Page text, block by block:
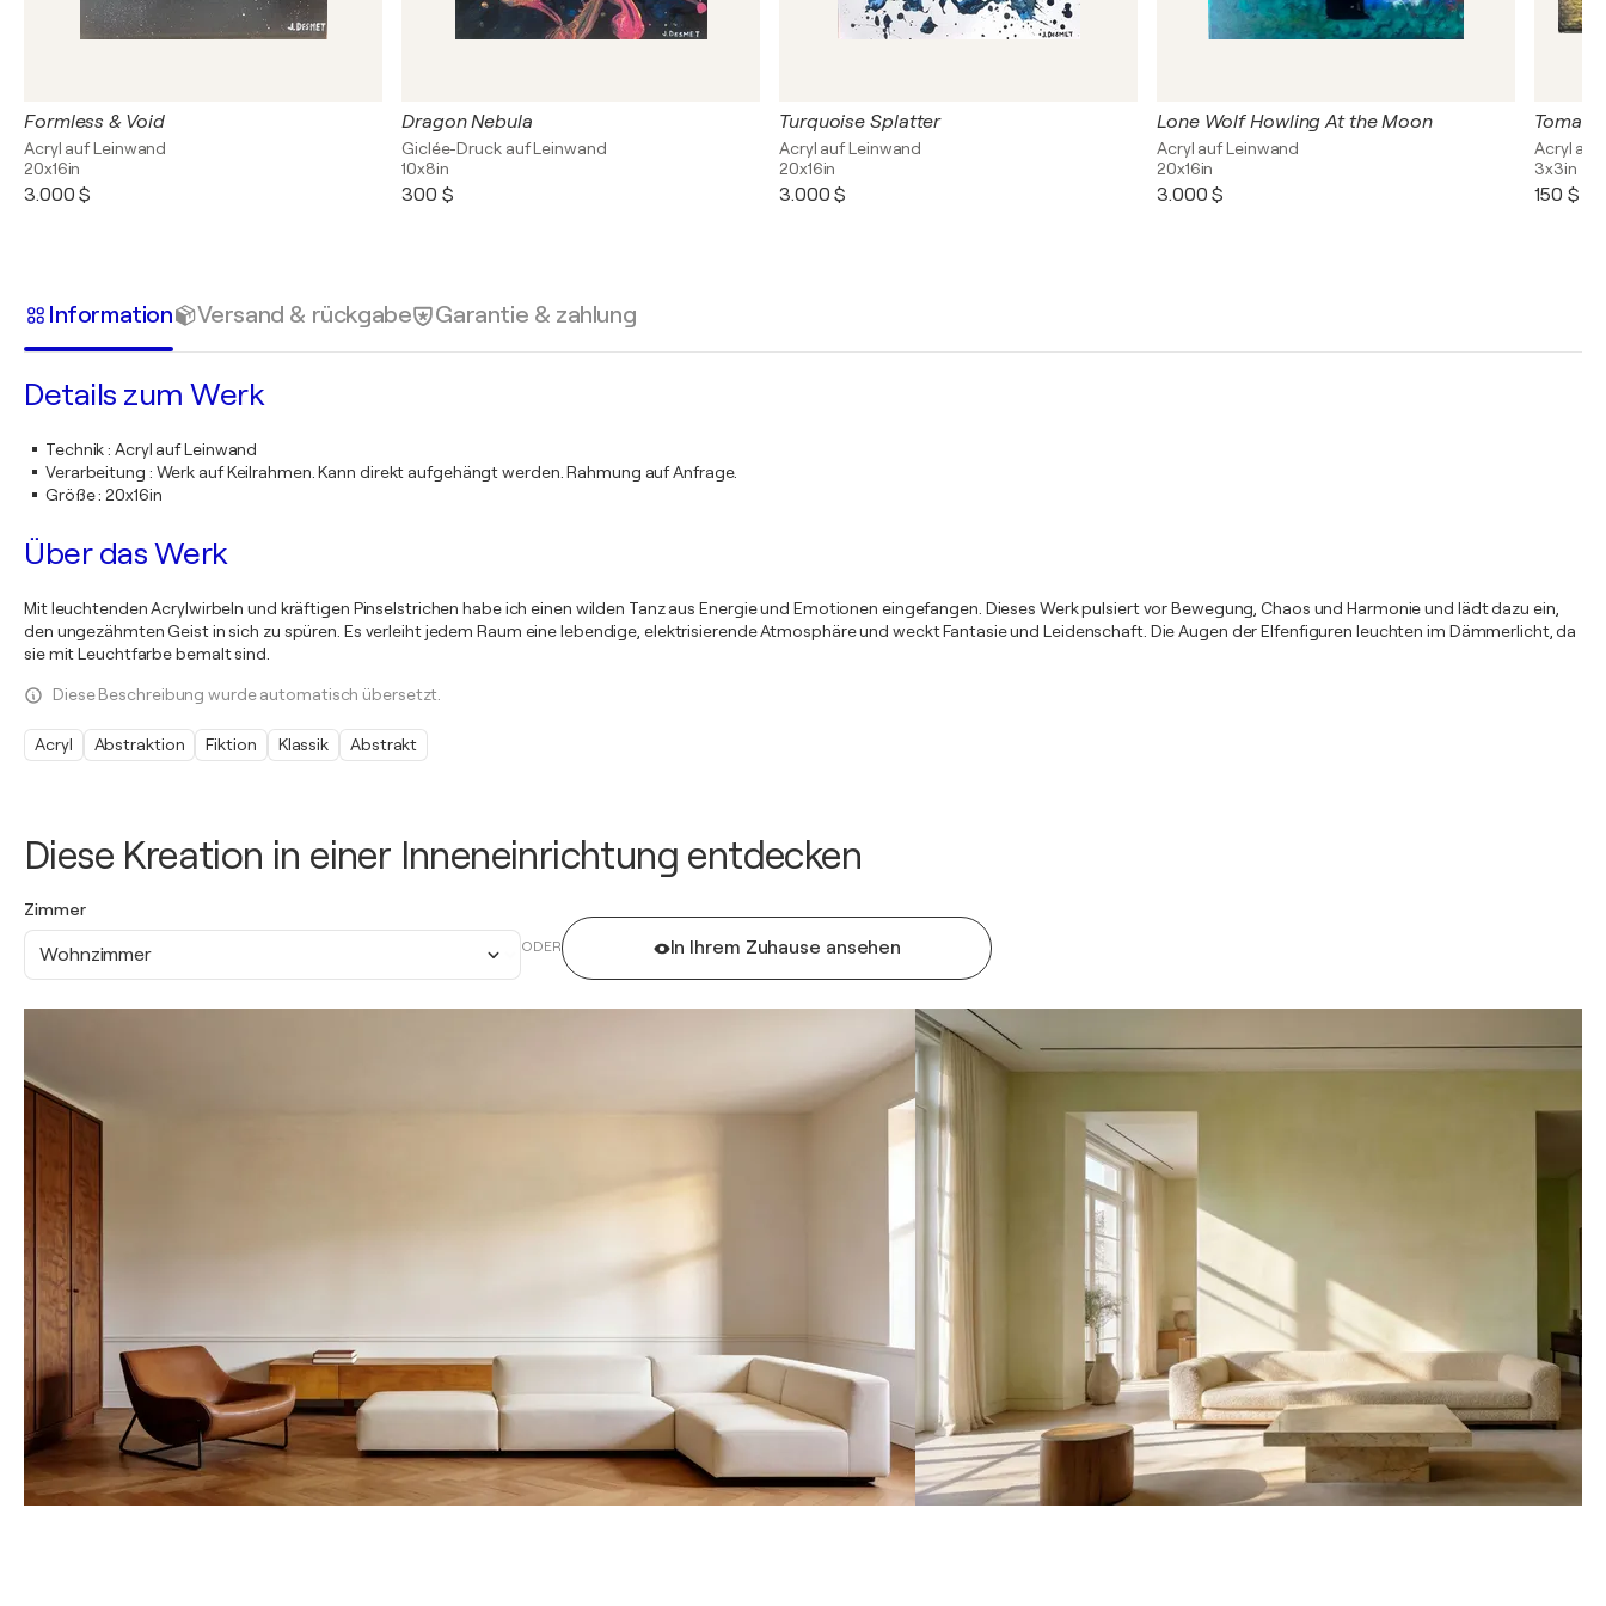
Diese Kreation in einer Inneneinrichtung entdecken
Zimmer
Wohnzimmer ODER In Ihrem Zuhause ansehen
Formless & Void
Acryl auf Leinwand
20x16in
3.000 $
Dragon Nebula
Giclée-Druck auf Leinwand
10x8in
300 $
Turquoise Splatter
Acryl auf Leinwand
20x16in
3.000 $
Lone Wolf Howling At the Moon
Acryl auf Leinwand
20x16in
3.000 $
Tomato
Acryl auf
3x3in
150 $
Information Versand & rückgabe Garantie & zahlung
Details zum Werk
Technik:Acryl auf Leinwand
Verarbeitung : Werk auf Keilrahmen. Kann direkt aufgehängt werden. Rahmung auf Anfrage.
Größe: 20x16in
Über das Werk
Mit leuchtenden Acrylwirbeln und kräftigen Pinselstrichen habe ich einen wilden Tanz aus Energie und Emotionen eingefangen. Dieses Werk pulsiert vor Bewegung, Chaos und Harmonie und lädt dazu ein,
den ungezähmten Geist in sich zu spüren. Es verleiht jedem Raum eine lebendige, elektrisierende Atmosphäre und weckt Fantasie und Leidenschaft. Die Augen der Elfenfiguren leuchten im Dämmerlicht, da
sie mit Leuchtfarbe bemalt sind.
Diese Beschreibung wurde automatisch übersetzt.
Acryl Abstraktion Fiktion Klassik Abstrakt